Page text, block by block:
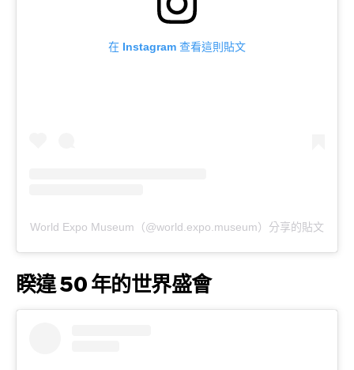
在 Instagram 查看這則貼文
World Expo Museum（@world.expo.museum）分享的貼文
睽違 50 年的世界盛會